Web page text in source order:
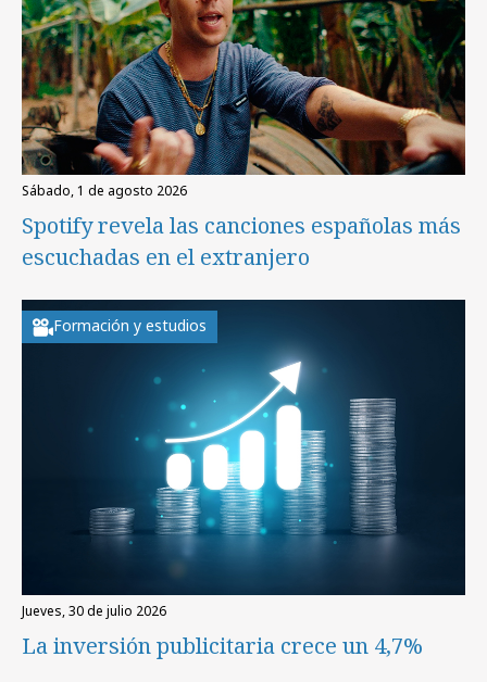
sábado, 1 de agosto 2026
Spotify revela las canciones españolas más
escuchadas en el extranjero
Formación y estudios
jueves, 30 de julio 2026
La inversión publicitaria crece un 4,7%